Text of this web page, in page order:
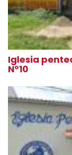
Iglesia
N°10